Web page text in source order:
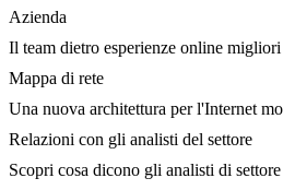
Azienda
Il team dietro esperienze online migliori
Mappa di rete
Una nuova architettura per l'Internet
Relazioni con gli analisti del settore
Scopri cosa dicono gli analisti di